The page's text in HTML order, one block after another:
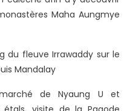
Maha Aungmye
du fleuve Irrawaddy sur le
Mandalay
de Nyaung U et